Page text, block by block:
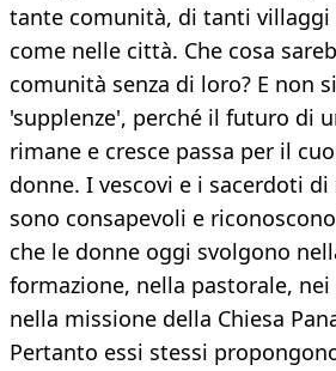
tante comunità, di tanti
come nelle città. Che cosa
comunità senza di loro? E non
'supplenze', perché il futuro di
rimane e cresce passa per il
donne. I vescovi e i sacerdoti
sono consapevoli e
che le donne oggi svolgono
formazione, nella pastorale,
nella missione della Chiesa
Pertanto essi stessi